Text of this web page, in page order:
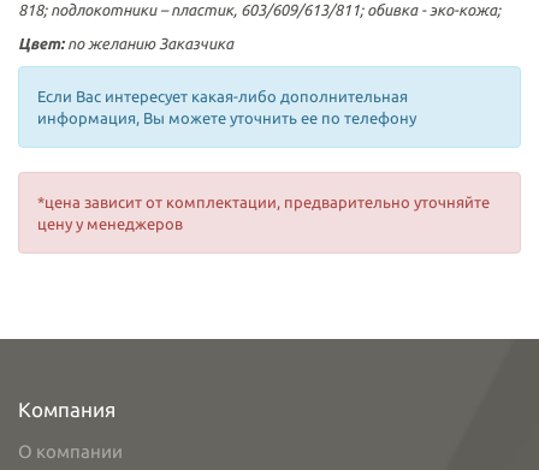
818; подлокотники – пластик, 603/609/613/811; обивка - эко-кожа;
Цвет:по желанию Заказчика
Если Вас интересует какая-либо дополнительная
информация, Вы можете уточнить ее по телефону
*цена зависит от комплектации, предварительно уточняйте
цену у менеджеров
Компания
О компании